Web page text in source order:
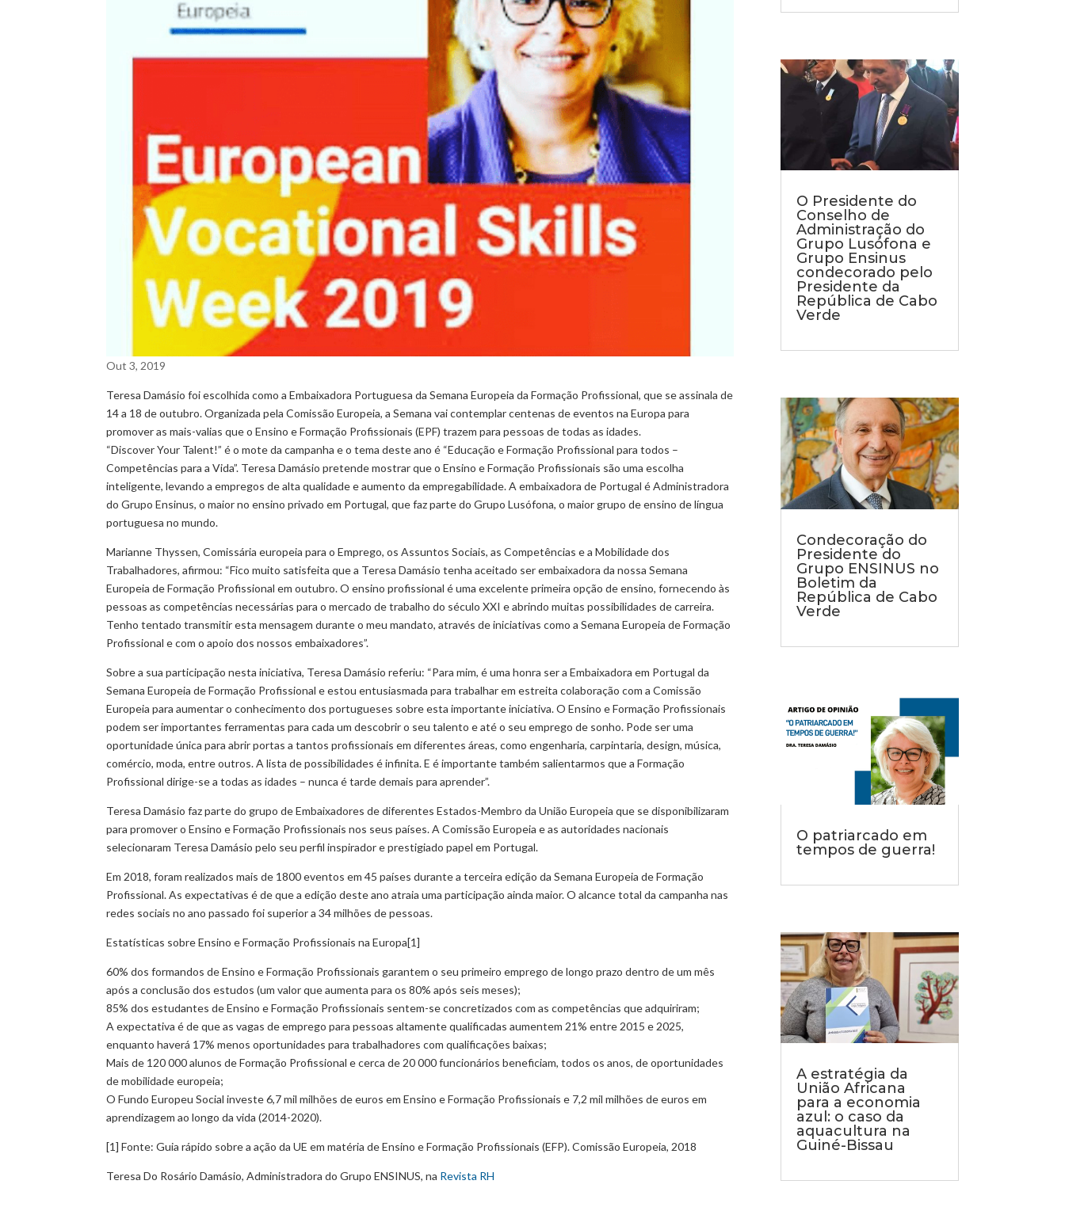
Out 3, 2019
Teresa Damásio foi escolhida como a Embaixadora Portuguesa da Semana Europeia da Formação Profissional, que se assinala de
14 a 18 de outubro. Organizada pela Comissão Europeia, a Semana vai contemplar centenas de eventos na Europa para
promover as mais-valias que o Ensino e Formação Profissionais (EPF) trazem para pessoas de todas as idades.
“Discover Your Talent!” é o mote da campanha e o tema deste ano é “Educação e Formação Profissional para todos –
Competências para a Vida”. Teresa Damásio pretende mostrar que o Ensino e Formação Profissionais são uma escolha
inteligente, levando a empregos de alta qualidade e aumento da empregabilidade. A embaixadora de Portugal é Administradora
do Grupo Ensinus, o maior no ensino privado em Portugal, que faz parte do Grupo Lusófona, o maior grupo de ensino de língua
portuguesa no mundo.
Marianne Thyssen, Comissária europeia para o Emprego, os Assuntos Sociais, as Competências e a Mobilidade dos
Trabalhadores, afirmou: “Fico muito satisfeita que a Teresa Damásio tenha aceitado ser embaixadora da nossa Semana
Europeia de Formação Profissional em outubro. O ensino profissional é uma excelente primeira opção de ensino, fornecendo às
pessoas as competências necessárias para o mercado de trabalho do século XXI e abrindo muitas possibilidades de carreira.
Tenho tentado transmitir esta mensagem durante o meu mandato, através de iniciativas como a Semana Europeia de Formação
Profissional e com o apoio dos nossos embaixadores”.
Sobre a sua participação nesta iniciativa, Teresa Damásio referiu: “Para mim, é uma honra ser a Embaixadora em Portugal da
Semana Europeia de Formação Profissional e estou entusiasmada para trabalhar em estreita colaboração com a Comissão
Europeia para aumentar o conhecimento dos portugueses sobre esta importante iniciativa. O Ensino e Formação Profissionais
podem ser importantes ferramentas para cada um descobrir o seu talento e até o seu emprego de sonho. Pode ser uma
oportunidade única para abrir portas a tantos profissionais em diferentes áreas, como engenharia, carpintaria, design, música,
comércio, moda, entre outros. A lista de possibilidades é infinita. E é importante também salientarmos que a Formação
Profissional dirige-se a todas as idades – nunca é tarde demais para aprender”.
Teresa Damásio faz parte do grupo de Embaixadores de diferentes Estados-Membro da União Europeia que se disponibilizaram
para promover o Ensino e Formação Profissionais nos seus países. A Comissão Europeia e as autoridades nacionais
selecionaram Teresa Damásio pelo seu perfil inspirador e prestigiado papel em Portugal.
Em 2018, foram realizados mais de 1800 eventos em 45 países durante a terceira edição da Semana Europeia de Formação
Profissional. As expectativas é de que a edição deste ano atraia uma participação ainda maior. O alcance total da campanha nas
redes sociais no ano passado foi superior a 34 milhões de pessoas.
Estatísticas sobre Ensino e Formação Profissionais na Europa[1]
60% dos formandos de Ensino e Formação Profissionais garantem o seu primeiro emprego de longo prazo dentro de um mês
após a conclusão dos estudos (um valor que aumenta para os 80% após seis meses);
85% dos estudantes de Ensino e Formação Profissionais sentem-se concretizados com as competências que adquiriram;
A expectativa é de que as vagas de emprego para pessoas altamente qualificadas aumentem 21% entre 2015 e 2025,
enquanto haverá 17% menos oportunidades para trabalhadores com qualificações baixas;
Mais de 120 000 alunos de Formação Profissional e cerca de 20 000 funcionários beneficiam, todos os anos, de oportunidades
de mobilidade europeia;
O Fundo Europeu Social investe 6,7 mil milhões de euros em Ensino e Formação Profissionais e 7,2 mil milhões de euros em
aprendizagem ao longo da vida (2014-2020).
[1] Fonte: Guia rápido sobre a ação da UE em matéria de Ensino e Formação Profissionais (EFP). Comissão Europeia, 2018
Teresa Do Rosário Damásio, Administradora do Grupo ENSINUS, na Revista RH
O Presidente do
Conselho de
Administração do
Grupo Lusófona e
Grupo Ensinus
condecorado pelo
Presidente da
República de Cabo
Verde
Condecoração do
Presidente do
Grupo ENSINUS no
Boletim da
República de Cabo
Verde
O patriarcado em
tempos de guerra!
A estratégia da
União Africana
para a economia
azul: o caso da
aquacultura na
Guiné-Bissau